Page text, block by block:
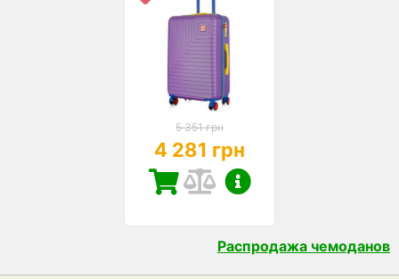
5 351 грн
4 281 грн
Распродажа чемоданов